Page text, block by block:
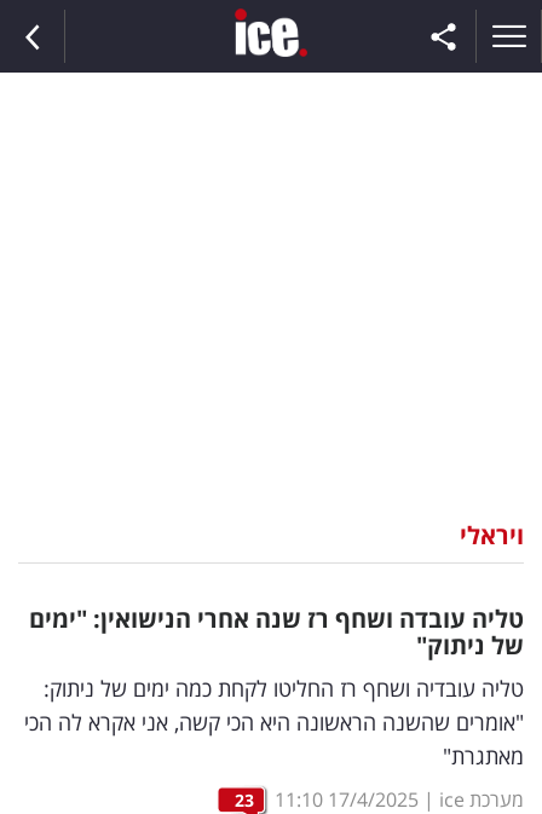
וצרכנות
דיגיטל
וטק
שיווק
ופרסום
ויראלי
טליה עובדה ושחף רז שנה אחרי הנישואין: "ימים
של ניתוק"
טליה עובדיה ושחף רז החליטו לקחת כמה ימים של ניתוק:
"אומרים שהשנה הראשונה היא הכי קשה, אני אקרא לה הכי
מאתגרת"
מערכת ice |
17/4/2025
11:10
23